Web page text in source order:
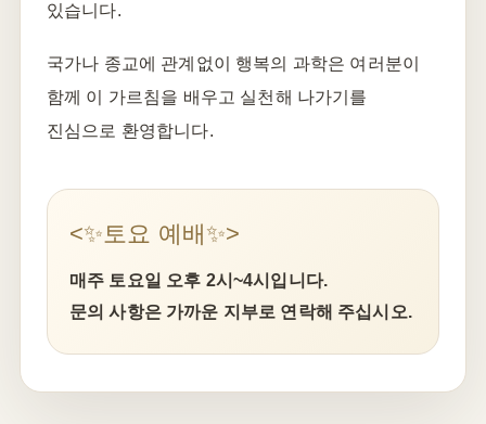
있습니다.
국가나 종교에 관계없이 행복의 과학은 여러분이
함께 이 가르침을 배우고 실천해 나가기를
진심으로 환영합니다.
<✨토요 예배✨>
매주 토요일 오후 2시~4시입니다.
문의 사항은 가까운 지부로 연락해 주십시오.